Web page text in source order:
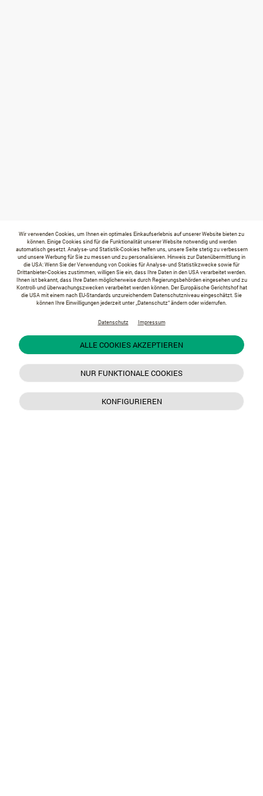
Wir verwenden Cookies, um Ihnen ein optimales Einkaufserlebnis auf unserer Website bieten zu
können. Einige Cookies sind für die Funktionalität unserer Website notwendig und werden
automatisch gesetzt. Analyse- und Statistik-Cookies helfen uns, unsere Seite stetig zu verbessern
und unsere Werbung für Sie zu messen und zu personalisieren. Hinweis zur Datenübermittlung in
die USA: Wenn Sie der Verwendung von Cookies für Analyse- und Statistikzwecke sowie für
Drittanbieter-Cookies zustimmen, willigen Sie ein, dass Ihre Daten in den USA verarbeitet werden.
Ihnen ist bekannt, dass Ihre Daten möglicherweise durch Regierungsbehörden eingesehen und zu
Kontroll- und überwachungszwecken verarbeitet werden können. Der Europäische Gerichtshof hat
die USA mit einem nach EU-Standards unzureichendem Datenschutzniveau eingeschätzt. Sie
können Ihre Einwilligungen jederzeit unter „Datenschutz“ ändern oder widerrufen.
Datenschutz Impressum
ALLE COOKIES AKZEPTIEREN
NUR FUNKTIONALE COOKIES
KONFIGURIEREN